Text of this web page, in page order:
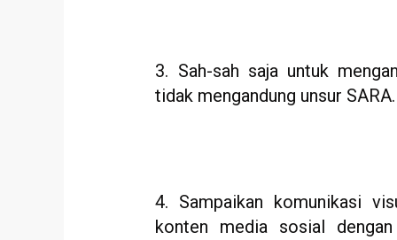
3. Sah-sah saja untuk
tidak mengandung unsur SARA.
4. Sampaikan komunikasi
konten media sosial